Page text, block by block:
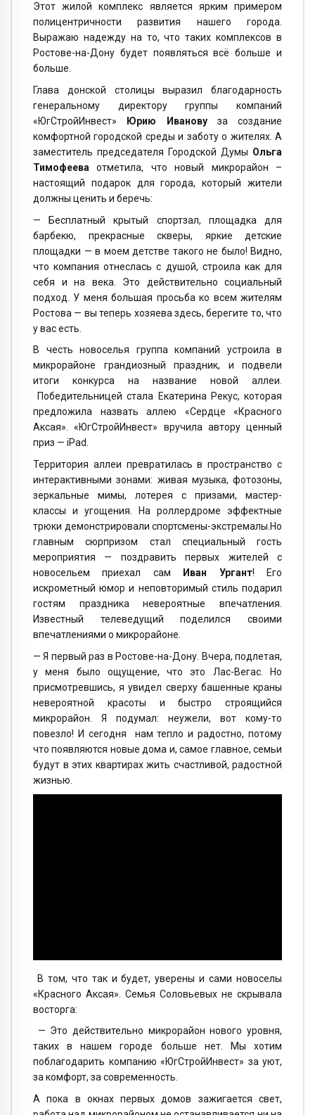
Этот жилой комплекс является ярким примером
полицентричности развития нашего города.
Выражаю надежду на то, что таких комплексов в
Ростове-на-Дону будет появляться всё больше и
больше.
Глава донской столицы выразил благодарность
генеральному директору группы компаний
«ЮгСтройИнвест»
Юрию Ивановуза создание
комфортной городской среды и заботу о жителях. А
заместитель председателя Городской Думы Ольга
Тимофеева отметила, что новый микрорайон –
настоящий подарок для города, который жители
должны ценить и беречь:
— Бесплатный крытый спортзал, площадка для
барбекю, прекрасные скверы, яркие детские
площадки — в моем детстве такого не было! Видно,
что компания отнеслась с душой, строила как для
себя и на века. Это действительно социальный
подход. У меня большая просьба ко всем жителям
Ростова — вы теперь хозяева здесь, берегите то, что
у вас есть.
В честь новоселья группа компаний устроила в
микрорайоне грандиозный праздник, и подвели
итоги конкурса на название новой аллеи.
Победительницей стала Екатерина Рекус, которая
предложила назвать аллею «Сердце «Красного
Аксая». «ЮгСтройИнвест» вручила автору ценный
приз — iPad.
Территория аллеи превратилась в пространство с
интерактивными зонами: живая музыка, фотозоны,
зеркальные мимы, лотерея с призами, мастер-
классы и угощения. На роллердроме эффектные
трюки демонстрировали спортсмены-экстремалы.Но
главным сюрпризом стал специальный гость
мероприятия — поздравить первых жителей с
новосельем приехал сам
Иван Ургант! Его
искрометный юмор и неповторимый стиль подарил
гостям праздника невероятные впечатления.
Известный телеведущий поделился своими
впечатлениями о микрорайоне.
— Я первый раз в Ростове-на-Дону. Вчера, подлетая,
у меня было ощущение, что это Лас-Вегас. Но
присмотревшись, я увидел сверху башенные краны
невероятной красоты и быстро строящийся
микрорайон. Я подумал: неужели, вот кому-то
повезло! И сегодня нам тепло и радостно, потому
что появляются новые дома и, самое главное, семьи
будут в этих квартирах жить счастливой, радостной
жизнью.
В том, что так и будет, уверены и сами новоселы
«Красного Аксая». Семья Соловьевых не скрывала
восторга:
— Это действительно микрорайон нового уровня,
таких в нашем городе больше нет. Мы хотим
поблагодарить компанию «ЮгСтройИнвест» за уют,
за комфорт, за современность.
А пока в окнах первых домов зажигается свет,